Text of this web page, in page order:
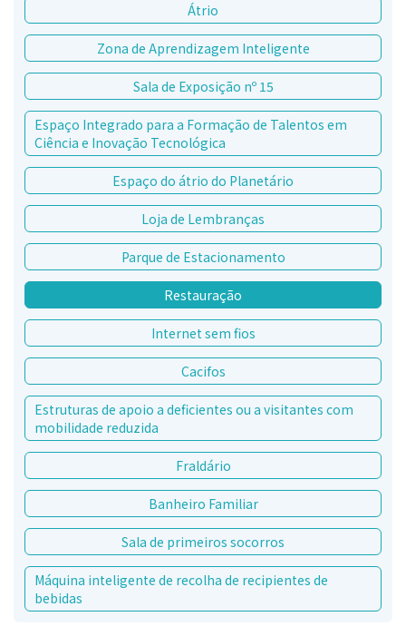
Átrio
Zona de Aprendizagem Inteligente
Sala de Exposição nº 15
Espaço Integrado para a Formação de Talentos em
Ciência e Inovação Tecnológica
Espaço do átrio do Planetário
Loja de Lembranças
Parque de Estacionamento
Restauração
Internet sem fios
Cacifos
Estruturas de apoio a deficientes ou a visitantes com
mobilidade reduzida
Fraldário
Banheiro Familiar
Sala de primeiros socorros
Máquina inteligente de recolha de recipientes de
bebidas